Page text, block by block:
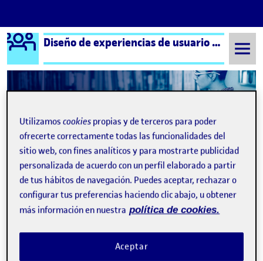
Saltar al contenido
Logo Ágora Diseño de experiencias de usuario e interfaces
Semestre 20221 - Aula 1 11 Octubre, 2022
11 Octubre, 2022
Publicado porAvanzando con Folio
Publicado por
Jonathan Gomez Berengueras
Visibilidad:
Pública -Fecha de publicación
11 Oct 202216 junio, 2023 1:08 pm
-2 comentariosen Avanzando con Folio
Utilizamoscookies propias y de terceros para poder
ofrecerte correctamente todas las funcionalidades del
sitio web, con fines analíticos y para mostrarte publicidad
personalizada de acuerdo con un perfil elaborado a partir
de tus hábitos de navegación. Puedes aceptar, rechazar o
configurar tus preferencias haciendo clic abajo, u obtener
más información en nuestra política de cookies.
Aceptar